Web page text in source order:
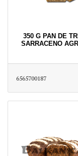
350 G PAN DE
SARRACENO
6565700187